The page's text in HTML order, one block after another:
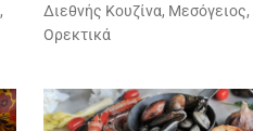
,
Διεθνής Κουζίνα,
Ορεκτικά